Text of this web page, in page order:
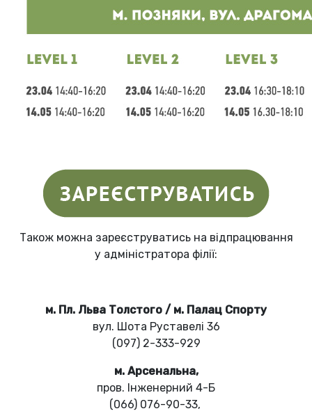
Також можна зареєструватись на відпрацювання
у адміністратора філії:
м. Пл. Льва Толстого / м. Палац Спорту
вул. Шота Руставелі 36
(097) 2-333-929
м. Арсенальна,
пров. Інженерний 4-Б
(066) 076-90-33,